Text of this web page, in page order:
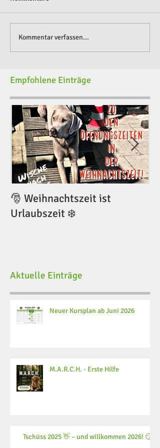
Kommentar verfassen...
Empfohlene Einträge
🎅 Weihnachtszeit ist
Urlaubszeit ❄️
Aktuelle Einträge
Neuer Kursplan ab Juni 2026
M.A.R.C.H. - Erste Hilfe
Tschüss 2025 👋 – und willkommen 2026! 😏